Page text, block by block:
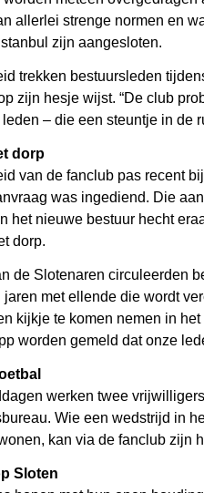
allerlei strenge normen en
zijn aangesloten.
trekken bestuursleden
zijn hesje wijst. “De club
– die een steuntje in de
dorp
van de fanclub pas recent
was ingediend. Die
het nieuwe bestuur hecht
dorp.
de Slotenaren circuleerden
jaren met ellende die wordt
kijkje te komen nemen in
worden gemeld dat onze
werken twee
Wie een wedstrijd in
kan via de fanclub zijn
Sloten